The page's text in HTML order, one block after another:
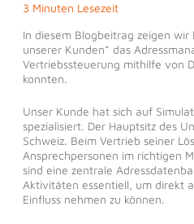
3 Minuten Lesezeit
In diesem Blogbeitrag zeigen
unserer Kunden* das
Vertriebssteuerung mithilfe von
konnten.
Unser Kunde hat sich auf
spezialisiert. Der Hauptsitz des
Schweiz. Beim Vertrieb seiner
Ansprechpersonen im richtigen
sind eine zentrale
Aktivitäten essentiell, um direkt
Einfluss nehmen zu können.